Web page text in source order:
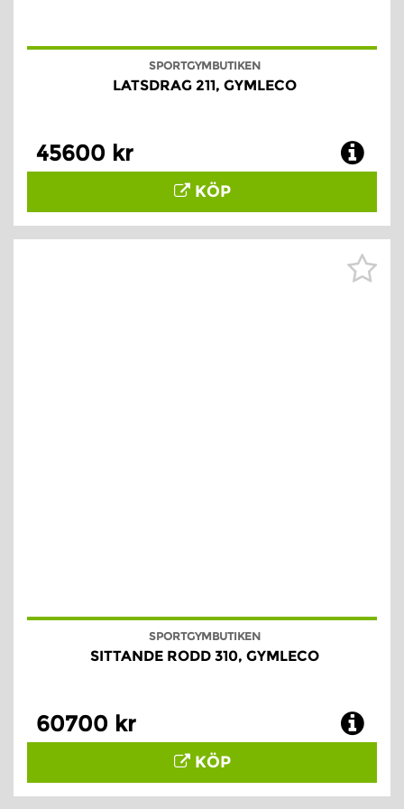
SPORTGYMBUTIKEN
LATSDRAG 211, GYMLECO
45600 kr
KÖP
SPORTGYMBUTIKEN
SITTANDE RODD 310, GYMLECO
60700 kr
KÖP